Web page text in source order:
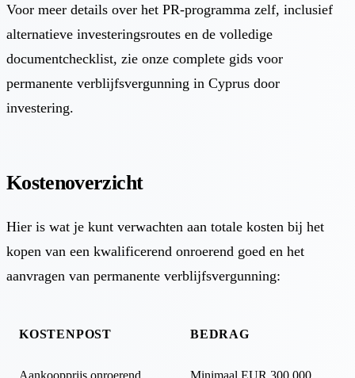
Voor meer details over het PR-programma zelf, inclusief
alternatieve investeringsroutes en de volledige
documentchecklist, zie onze complete gids voor
permanente verblijfsvergunning in Cyprus door
investering.
Kostenoverzicht
Hier is wat je kunt verwachten aan totale kosten bij het
kopen van een kwalificerend onroerend goed en het
aanvragen van permanente verblijfsvergunning:
KOSTENPOST BEDRAG
Aankoopprijs onroerend Minimaal EUR 300.000